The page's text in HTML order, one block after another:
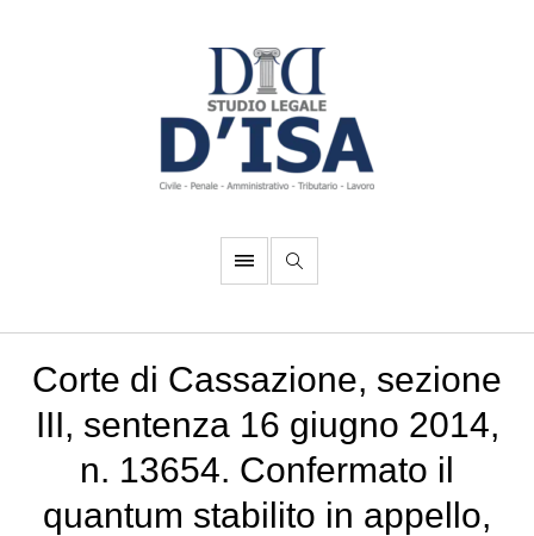
Corte di Cassazione, sezione
III, sentenza 16 giugno 2014,
n. 13654. Confermato il
quantum stabilito in appello,